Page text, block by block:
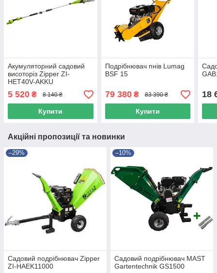
Акумуляторний садовий
висоторіз Zipper ZI-
HET40V-AKKU
5 520 ₴ 8 140 ₴
Купити
Подрібнювач пнів Lumag
BSF 15
79 380₴ 83 390 ₴
Купити
18
Акційні пропозиції та новинки
–29%
Садовий подрібнювач Zipper
ZI-HAEK11000
–10%
Садовий подрібнювач MAST
Gartentechnik GS1500